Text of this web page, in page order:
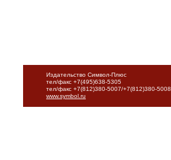
Издательство Символ-Плюс
тел/факс +7(495)638-5305
тел/факс +7(812)380-5007/+7(812)380-5008
www.symbol.ru